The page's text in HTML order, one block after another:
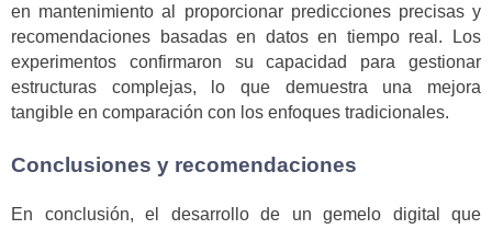
en mantenimiento al proporcionar predicciones precisas y
recomendaciones basadas en datos en tiempo real. Los
experimentos confirmaron su capacidad para gestionar
estructuras complejas, lo que demuestra una mejora
tangible en comparación con los enfoques tradicionales.
Conclusiones y recomendaciones
En conclusión, el desarrollo de un gemelo digital que